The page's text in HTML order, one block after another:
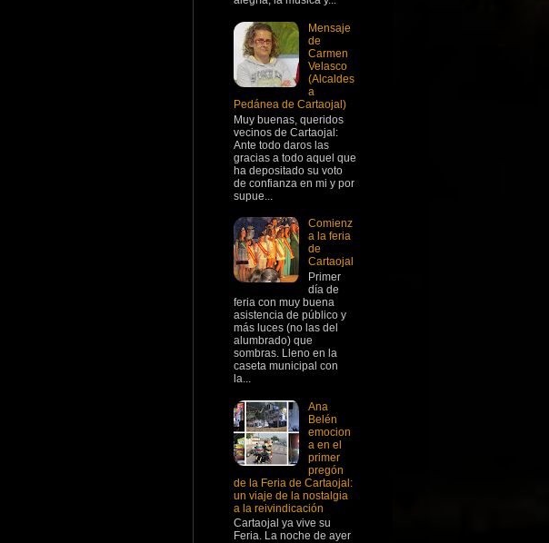
Mensaje
de
Carmen
Velasco
(Alcaldes
a
Pedánea de Cartaojal)
Muy buenas, queridos
vecinos de Cartaojal:
Ante todo daros las
gracias a todo aquel que
ha depositado su voto
de confianza en mi y por
supue...
Comienz
a la feria
de
Cartaojal
Primer
día de
feria con muy buena
asistencia de público y
más luces (no las del
alumbrado) que
sombras. Lleno en la
caseta municipal con
la...
Ana
Belén
emocion
a en el
primer
pregón
de la Feria de Cartaojal:
un viaje de la nostalgia
a la reivindicación
Cartaojal ya vive su
Feria. La noche de ayer